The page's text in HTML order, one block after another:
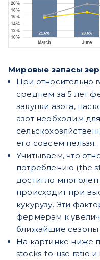
Мировые запасы
При относительно
среднем за 5 лет
закупки азота,
азот необходим
его совсем нельзя.
Учитываем, что
потреблению (the
достигло
происходит при
кукурузу. Эти
фермерам к
ближайшие сезоны
На картинке ниже
stocks-to-use ratio